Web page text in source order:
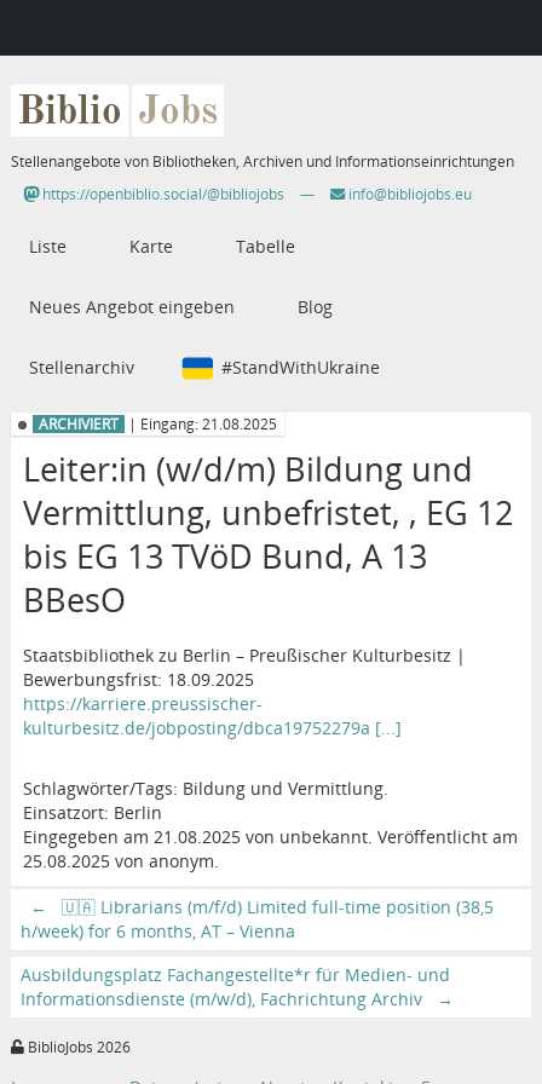
Biblio Jobs
Stellenangebote von Bibliotheken, Archiven und Informationseinrichtungen
https://openbiblio.social/@bibliojobs
— info@bibliojobs.eu
Liste Karte Tabelle
Neues Angebot eingeben Blog
Stellenarchiv #StandWithUkraine
ARCHIVIERT | Eingang: 21.08.2025
Leiter:in (w/d/m) Bildung und
Vermittlung, unbefristet, , EG 12
bis EG 13 TVöD Bund, A 13
BBesO
Staatsbibliothek zu Berlin – Preußischer Kulturbesitz |
Bewerbungsfrist: 18.09.2025
https://karriere.preussischer-
kulturbesitz.de/jobposting/dbca19752279a [...]
Schlagwörter/Tags: Bildung und Vermittlung.
Einsatzort: Berlin
Eingegeben am 21.08.2025 von unbekannt. Veröffentlicht am
25.08.2025 von anonym.
←
🇺🇦 Librarians (m/f/d) Limited full-time position (38,5
h/week) for 6 months, AT – Vienna
Ausbildungsplatz Fachangestellte*r für Medien- und
Informationsdienste (m/w/d), Fachrichtung Archiv
→
BiblioJobs 2026